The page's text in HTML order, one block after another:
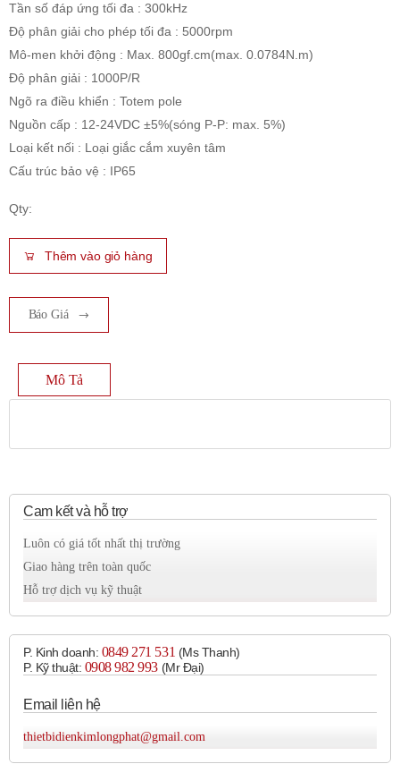
Tần số đáp ứng tối đa : 300kHz
Độ phân giải cho phép tối đa : 5000rpm
Mô-men khởi động : Max. 800gf.cm(max. 0.0784N.m)
Độ phân giải : 1000P/R
Ngõ ra điều khiển : Totem pole
Nguồn cấp : 12-24VDC ±5%(sóng P-P: max. 5%)
Loại kết nối : Loại giắc cắm xuyên tâm
Cấu trúc bảo vệ : IP65
Qty:
Thêm vào giỏ hàng
Báo Giá
Mô Tả
Cam kết và hỗ trợ
Luôn có giá tốt nhất thị trường
Giao hàng trên toàn quốc
Hỗ trợ dịch vụ kỹ thuật
P. Kinh doanh: 0849 271 531 (Ms Thanh)
P. Kỹ thuật: 0908 982 993​ (Mr Đại)
Email liên hệ
thietbidienkimlongphat@gmail.com